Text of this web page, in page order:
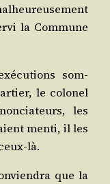
la Com­mune
som­
le colo­nel
les
men­ti, il les
là.
que la